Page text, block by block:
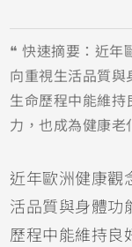
❝ 快速摘要：近年
向重視生活品質
生命歷程中能維
力，也成為健康老
近年歐洲健康觀
活品質與身體功
歷程中能維持良